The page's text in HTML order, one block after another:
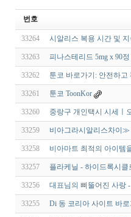
번호
33264 시알리스 복용 시간 및
33263 피나스테리드 5mg x 90
33262 툰코 바로가기: 안전하고
33261 툰코 ToonKor
33260 중랑구 개인택시 시세ㅣ
33259 비아그라시알리스차이≫
33258 비아마트 최적의 아이템
33257 플라케닐 - 하이드록시
33256 대표님의 삐뚤어진 사랑 -
33255 Di 동 코리아 사이트 바로